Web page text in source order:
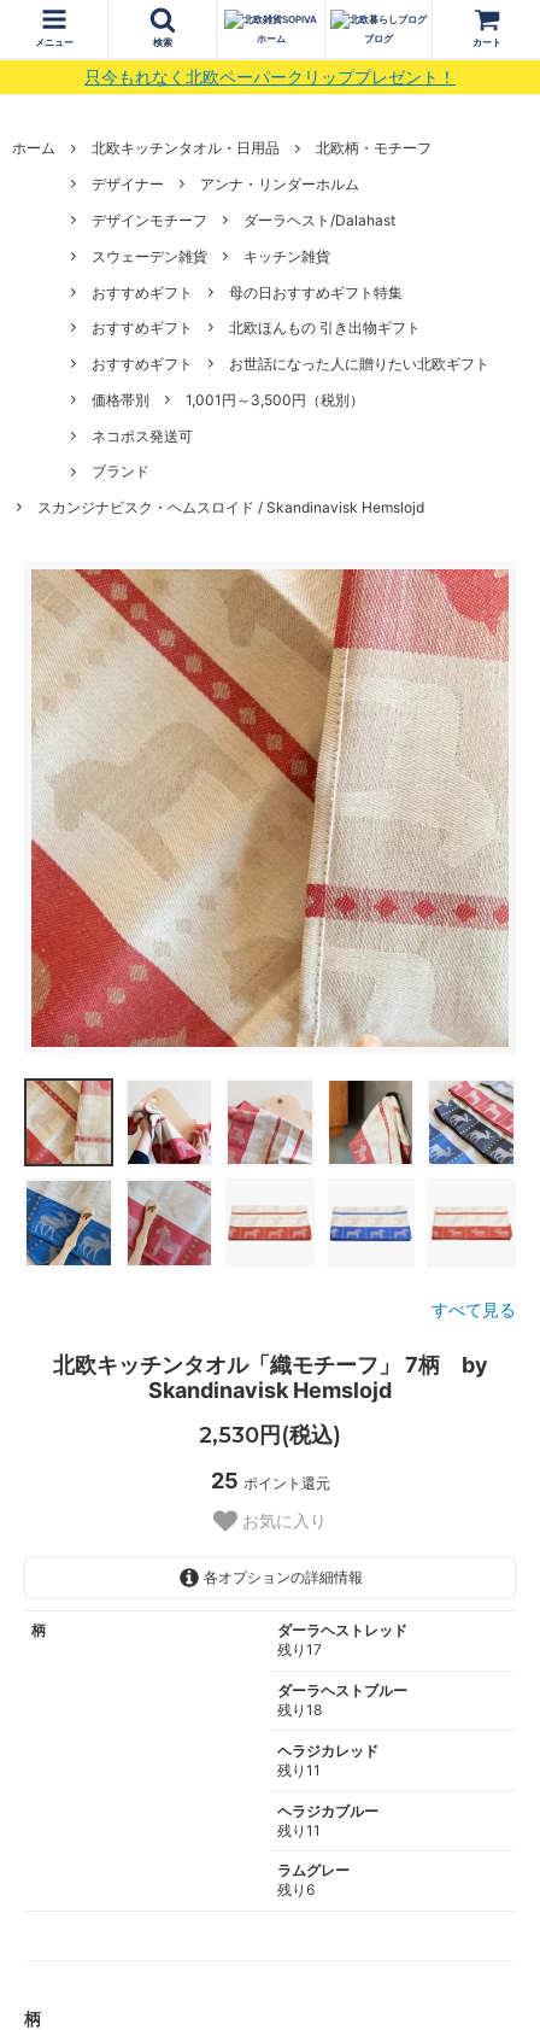
只今もれなく北欧ペーパークリッププレゼント！
メニュー 検索 ホーム ブログ カート
ホーム 北欧キッチンタオル・日用品
北欧柄・モチーフ
デザイナー
アンナ・リンダーホルム
デザインモチーフ
ダーラヘスト/Dalahast
スウェーデン雑貨
キッチン雑貨
おすすめギフト
母の日おすすめギフト特集
おすすめギフト
北欧ほんもの 引き出物ギフト
おすすめギフト
お世話になった人に贈りたい北欧ギフト
価格帯別
1,001円～3,500円（税別）
ネコポス発送可
ブランド
スカンジナビスク・ヘムスロイド / Skandinavisk Hemslojd
すべて見る
北欧キッチンタオル「織モチーフ」 7柄 by
Skandinavisk Hemslojd
2,530円(税込)
25 ポイント還元
お気に入り
各オプションの詳細情報
柄
ダーラヘストレッド
残り17
ダーラヘストブルー
残り18
ヘラジカレッド
残り11
ヘラジカブルー
残り11
ラムグレー
残り6
柄